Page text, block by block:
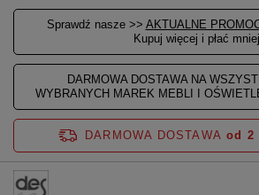
Sprawdź nasze >> AKTUALNE
Kupuj więcej i płać
DARMOWA DOSTAWA NA
WYBRANYCH MAREK MEBLI I
DARMOWA DOSTAWA od 2